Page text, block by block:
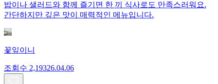
밥이나 샐러드와 함께 즐기면 한 끼 식사로도 만족스러워요.
간단하지만 깊은 맛이 매력적인 메뉴입니다.
꽃잎이니
조회수 2,19326.04.06